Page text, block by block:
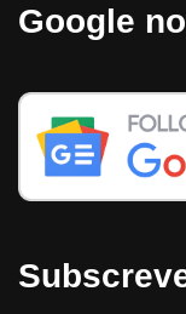
Google